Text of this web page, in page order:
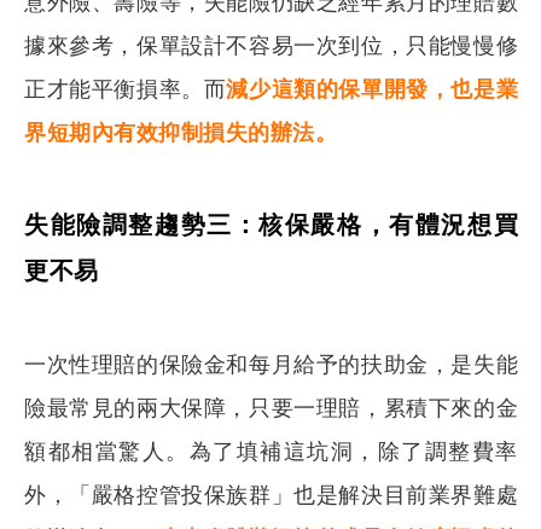
據來參考，保單設計不容易一次到位，只能慢慢修
正才能平衡損率。而減少這類的保單開發，也是業
界短期內有效抑制損失的辦法。
失能險調整趨勢三：核保嚴格，有體況想買
更不易
一次性理賠的保險金和每月給予的扶助金，是失能
險最常見的兩大保障，只要一理賠，累積下來的金
額都相當驚人。為了填補這坑洞，除了調整費率
外，「嚴格控管投保族群」也是解決目前業界難處